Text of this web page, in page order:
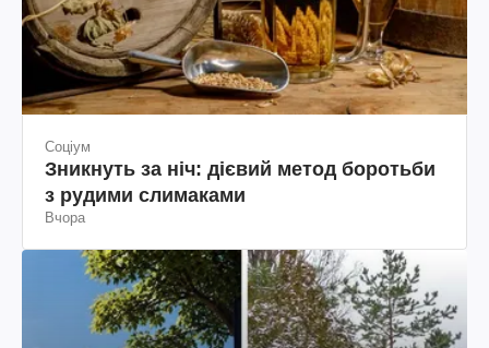
Соціум
Зникнуть за ніч: дієвий метод боротьби
з рудими слимаками
Вчора